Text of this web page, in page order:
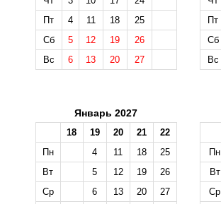
Пт
4 11 18
25
Сб
5 12 19
26
Вс
6 13 20 27
Пт
Сб
Вс
Январь 2027
18 19 20 21
22
Пн
4 11 18
25
Вт
5 12 19
26
Ср
6 13 20
27
Пн
Вт
Ср